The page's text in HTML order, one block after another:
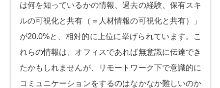
は何を知っているかの情報、過去の経験、保有スキ
ルの可視化と共有（＝人材情報の可視化と共有）」
が20.0%と、相対的に上位に挙げられています。こ
れらの情報は、オフィスであれば無意識に伝達でき
たかもしれませんが、リモートワーク下で意識的に
コミュニケーションをするのはなかなか難しいのか